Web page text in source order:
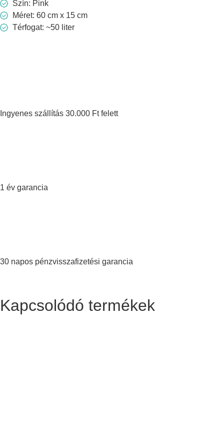
Szín: Pink
Méret: 60 cm x 15 cm
Térfogat: ~50 liter
Ingyenes szállítás 30.000 Ft felett
1 év garancia
30 napos pénzvisszafizetési garancia
Kapcsolódó termékek